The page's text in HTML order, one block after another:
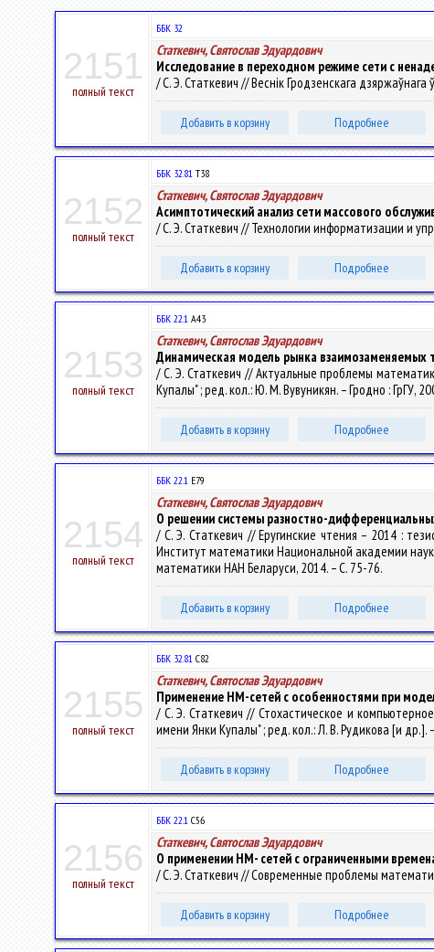
2151
полный текст
ББК 32
Статкевич, Святослав Эдуардович
Исследование в переходном режиме сети с
/ С. Э. Статкевич // Веснік Гродзенскага дзяржаўнага
Добавить в корзину Подробнее
2152
полный текст
ББК 32.81 Т38
Статкевич, Святослав Эдуардович
Асимптотический анализ сети массового
/ С. Э. Статкевич // Технологии информатизации и
Добавить в корзину Подробнее
2153
полный текст
ББК 22.1 А43
Статкевич, Святослав Эдуардович
Динамическая модель рынка взаимозаменяемых
/ С. Э. Статкевич // Актуальные проблемы
Купалы" ; ред. кол.: Ю. М. Вувуникян. – Гродно : ГрГУ,
Добавить в корзину Подробнее
2154
полный текст
ББК 22.1 Е79
Статкевич, Святослав Эдуардович
О решении системы разностно-
/ С. Э. Статкевич // Еругинские чтения – 2014 :
Институт математики Национальной академии наук
математики НАН Беларуси, 2014. – С. 75-76.
Добавить в корзину Подробнее
2155
полный текст
ББК 32.81 С82
Статкевич, Святослав Эдуардович
Применение НМ-сетей с особенностями при
/ С. Э. Статкевич // Стохастическое и
имени Янки Купалы" ; ред. кол.: Л. В. Рудикова [и др.].
Добавить в корзину Подробнее
2156
полный текст
ББК 22.1 С56
Статкевич, Святослав Эдуардович
О применении НМ- сетей с ограниченными
/ С. Э. Статкевич // Современные проблемы
Добавить в корзину Подробнее